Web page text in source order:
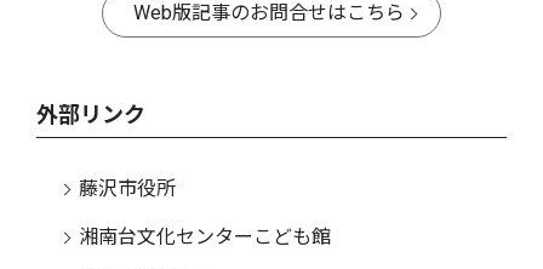
Web版記事のお問合せはこちら
外部リンク
藤沢市役所
湘南台文化センターこども館